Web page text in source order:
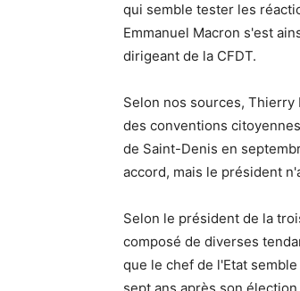
qui semble tester les
Emmanuel Macron s'est
dirigeant de la CFDT.
Selon nos sources, Thierry
des conventions
de Saint-Denis en
accord, mais le président
Selon le président de la
composé de diverses
que le chef de l'Etat